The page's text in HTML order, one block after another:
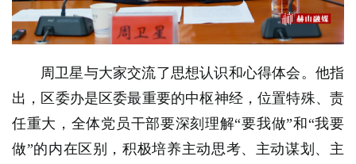
周卫星与大家交流了思想认识和心得体会。他指
出，区委办是区委最重要的中枢神经，位置特殊、责
任重大，全体党员干部要深刻理解“要我做”和“我要
做”的内在区别，积极培养主动思考、主动谋划、主